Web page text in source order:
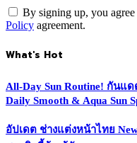
By signing up, you
Policy agreement.
What's Hot
All-Day Sun Routine! กันแ
Daily Smooth & Aqua Sun
อัปเดต ช่างแต่งหน้าไทย